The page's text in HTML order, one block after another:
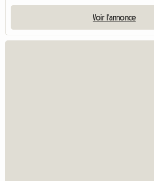
Voir l'annonce